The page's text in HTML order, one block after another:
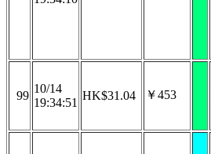
99
10/14
19:34:51
HK$31.04 ￥453